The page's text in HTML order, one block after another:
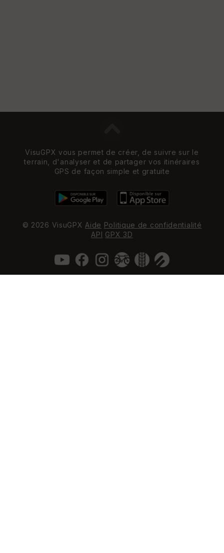
VisuGPX vous permet de créer, de suivre sur le
terrain, d'analyser et de partager vos itinéraires
GPS de façon simple et gratuite
© 2026 VisuGPX Aide Politique de confidentialité
API GPX 3D